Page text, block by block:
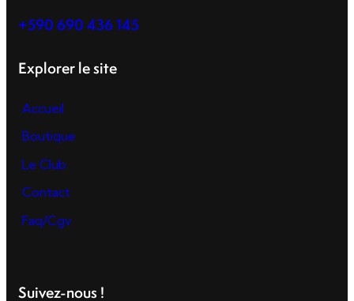
+590 690 436 145
Explorer le site
Accueil
Boutique
Le Club
Contact
Faq/Cgv
Suivez-nous !